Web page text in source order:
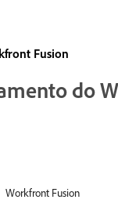
Fusion
do
Workfront Fusion